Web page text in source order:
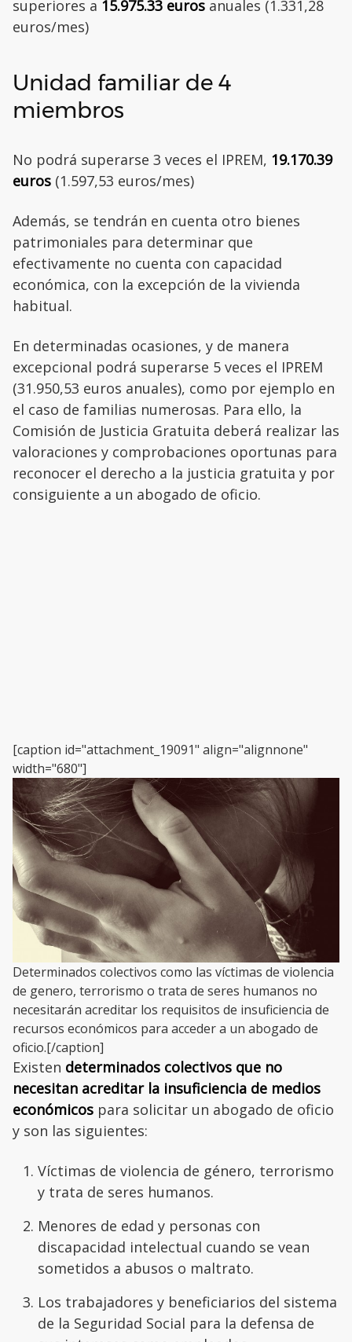
superiores a 15.975.33 euros anuales (1.331,28
euros/mes)
Unidad familiar de 4
miembros
No podrá superarse 3 veces el IPREM, 19.170.39
euros (1.597,53 euros/mes)
Además, se tendrán en cuenta otro bienes
patrimoniales para determinar que
efectivamente no cuenta con capacidad
económica, con la excepción de la vivienda
habitual.
En determinadas ocasiones, y de manera
excepcional podrá superarse 5 veces el IPREM
(31.950,53 euros anuales), como por ejemplo en
el caso de familias numerosas. Para ello, la
Comisión de Justicia Gratuita deberá realizar las
valoraciones y comprobaciones oportunas para
reconocer el derecho a la justicia gratuita y por
consiguiente a un abogado de oficio.
[caption id="attachment_19091" align="alignnone"
width="680"]
Determinados colectivos como las víctimas de violencia
de genero, terrorismo o trata de seres humanos no
necesitarán acreditar los requisitos de insuficiencia de
recursos económicos para acceder a un abogado de
oficio.[/caption]
Existen determinados colectivos que no
necesitan acreditar la insuficiencia de medios
económicos para solicitar un abogado de oficio
y son las siguientes:
Víctimas de violencia de género, terrorismo
y trata de seres humanos.
Menores de edad y personas con
discapacidad intelectual cuando se vean
sometidos a abusos o maltrato.
Los trabajadores y beneficiarios del sistema
de la Seguridad Social para la defensa de